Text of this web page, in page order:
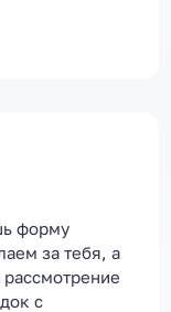
форму
за тебя, а
с